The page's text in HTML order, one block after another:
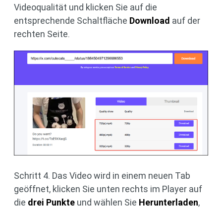
Videoqualität und klicken Sie auf die
entsprechende Schaltfläche Download auf der
rechten Seite.
Schritt 4. Das Video wird in einem neuen Tab
geöffnet, klicken Sie unten rechts im Player auf
die drei Punkte und wählen Sie Herunterladen,